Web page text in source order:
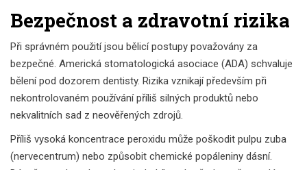
Bezpečnost a zdravotní rizika
Při správném použití jsou bělicí postupy považovány za
bezpečné. Americká stomatologická asociace (ADA) schvaluje
bělení pod dozorem dentisty. Rizika vznikají především při
nekontrolovaném používání příliš silných produktů nebo
nekvalitních sad z neověřených zdrojů.
Příliš vysoká koncentrace peroxidu může poškodit pulpu zuba
(nervecentrum) nebo způsobit chemické popáleniny dásní.